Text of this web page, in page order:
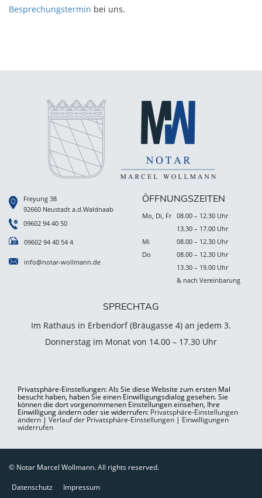
Besprechungstermin bei uns.
Freyung 38
92660 Neustadt a.d.Waldnaab
09602 94 40 50
09602 94 40 54 4
info@notar-wollmann.de
ÖFFNUNGSZEITEN
Mo, Di, Fr 08.00 – 12.30 Uhr
13.30 – 17.00 Uhr
Mi
08.00 – 12.30 Uhr
Do
08.00 – 12.30 Uhr
13.30 – 19.00 Uhr
& nach Vereinbarung
SPRECHTAG
Im Rathaus in Erbendorf (Bräugasse 4) an jedem 3.
Donnerstag im Monat von 14.00 – 17.30 Uhr
Privatsphäre-Einstellungen: Als Sie diese Website zum ersten Mal
besucht haben, haben Sie einen Einwilligungsdialog gesehen. Sie
können die dort vorgenommenen Einstellungen einsehen, Ihre
Einwilligung ändern oder sie widerrufen: Privatsphäre-Einstellungen
ändern| Verlauf der Privatsphäre-Einstellungen | Einwilligungen
widerrufen
© Notar Marcel Wollmann. All rights reserved.
Datenschutz
Impressum